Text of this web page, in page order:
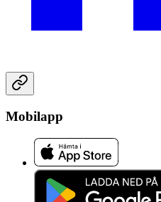
Mobilapp